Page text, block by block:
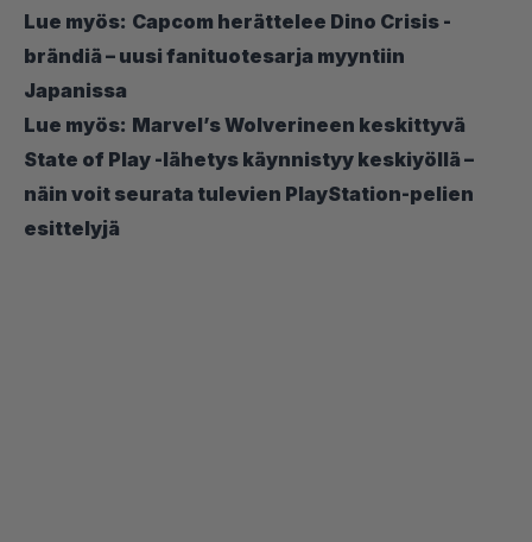
Lue myös: Capcom herättelee Dino Crisis -
brändiä – uusi fanituotesarja myyntiin
Japanissa
Lue myös: Marvel’s Wolverineen keskittyvä
State of Play -lähetys käynnistyy keskiyöllä –
näin voit seurata tulevien PlayStation-pelien
esittelyjä